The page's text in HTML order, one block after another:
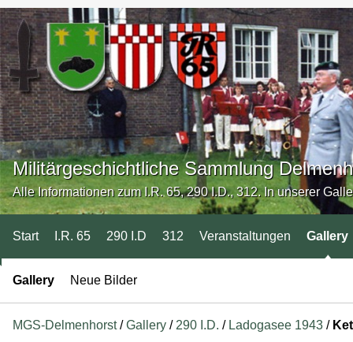
Militärgeschichtliche Sammlung
Alle Informationen zum I.R. 65, 290 I.D., 312. In unserer
Start I.R. 65 290 I.D 312 Veranstaltungen Gallery
Gallery Neue Bilder
MGS-Delmenhorst/Gallery / 290 I.D. / Ladogasee 1943 /